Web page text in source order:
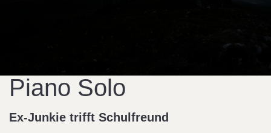
Piano Solo
Ex-Junkie trifft Schulfreund